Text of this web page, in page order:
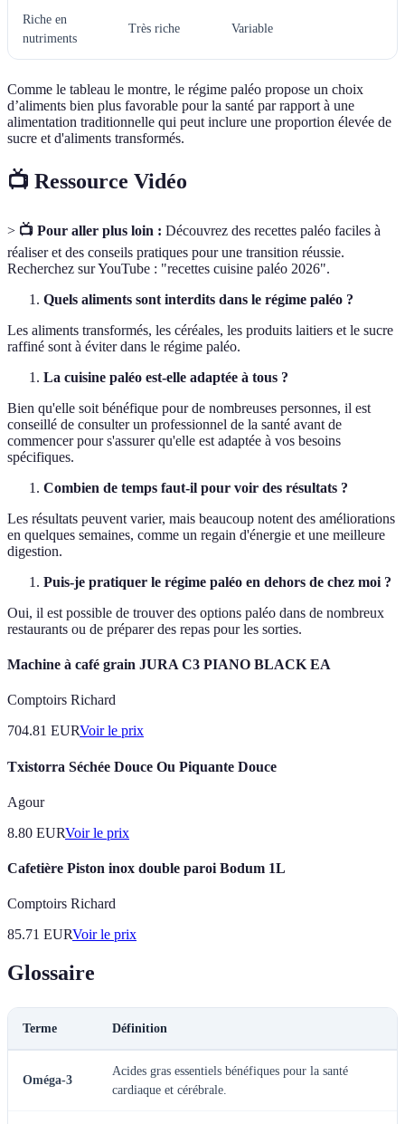
Riche en
nutriments
Très riche Variable
Comme le tableau le montre, le régime paléo propose un choix
d’aliments bien plus favorable pour la santé par rapport à une
alimentation traditionnelle qui peut inclure une proportion élevée de
sucre et d'aliments transformés.
📺 Ressource Vidéo
> 📺 Pour aller plus loin : Découvrez des recettes paléo faciles à
réaliser et des conseils pratiques pour une transition réussie.
Recherchez sur YouTube : "recettes cuisine paléo 2026".
Quels aliments sont interdits dans le régime paléo ?
Les aliments transformés, les céréales, les produits laitiers et le sucre
raffiné sont à éviter dans le régime paléo.
La cuisine paléo est-elle adaptée à tous ?
Bien qu'elle soit bénéfique pour de nombreuses personnes, il est
conseillé de consulter un professionnel de la santé avant de
commencer pour s'assurer qu'elle est adaptée à vos besoins
spécifiques.
Combien de temps faut-il pour voir des résultats ?
Les résultats peuvent varier, mais beaucoup notent des améliorations
en quelques semaines, comme un regain d'énergie et une meilleure
digestion.
Puis-je pratiquer le régime paléo en dehors de chez moi ?
Oui, il est possible de trouver des options paléo dans de nombreux
restaurants ou de préparer des repas pour les sorties.
Machine à café grain JURA C3 PIANO BLACK EA
Comptoirs Richard
704.81 EURVoir le prix
Txistorra Séchée Douce Ou Piquante Douce
Agour
8.80 EURVoir le prix
Cafetière Piston inox double paroi Bodum 1L
Comptoirs Richard
85.71 EURVoir le prix
Glossaire
Terme Définition
Oméga-3
Acides gras essentiels bénéfiques pour la santé
cardiaque et cérébrale.